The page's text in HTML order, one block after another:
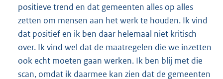
positieve trend en dat gemeenten alles op alles
zetten om mensen aan het werk te houden. Ik vind
dat positief en ik ben daar helemaal niet kritisch
over. Ik vind wel dat de maatregelen die we inzetten
ook echt moeten gaan werken. Ik ben blij met die
scan, omdat ik daarmee kan zien dat de gemeenten